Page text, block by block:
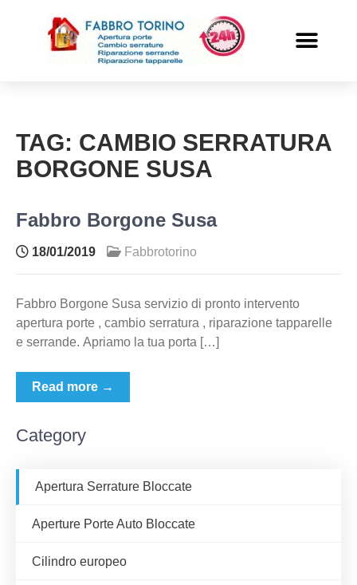
TAG: CAMBIO SERRATURA
BORGONE SUSA
Fabbro Borgone Susa
18/01/2019 Fabbrotorino
Fabbro Borgone Susa servizio di pronto intervento
apertura porte , cambio serratura , riparazione tapparelle
e serrande. Apriamo la tua porta […]
Read more →
Category
Apertura Serrature Bloccate
Aperture Porte Auto Bloccate
Cilindro europeo